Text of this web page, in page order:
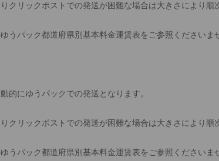
クリックポストでの発送が困難な場合は大きさにより
うパック都道府県別基本料金運賃表をご参照くださいま
的にゆうパックでの発送となります。
クリックポストでの発送が困難な場合は大きさにより
うパック都道府県別基本料金運賃表をご参照くださいま